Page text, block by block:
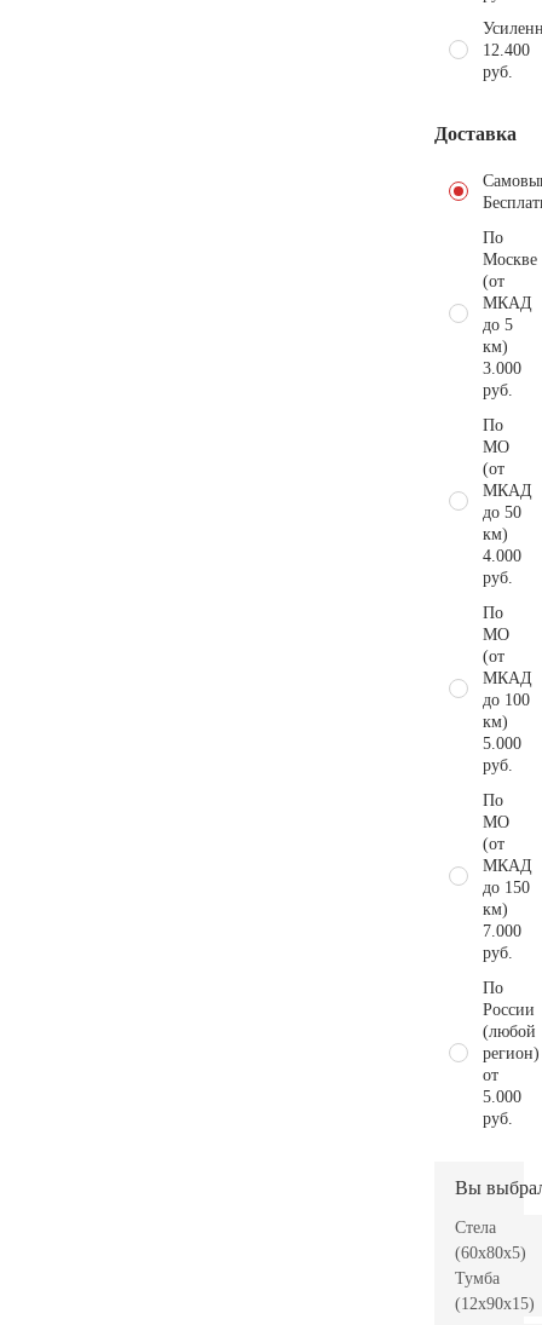
12.400
руб.
Доставка
По
Москве
(от
МКАД
до 5
км)
3.000
руб.
По
МО
(от
МКАД
до 50
км)
4.000
руб.
По
МО
(от
МКАД
до 100
км)
5.000
руб.
По
МО
(от
МКАД
до 150
км)
7.000
руб.
По
России
(любой
регион)
от
5.000
руб.
Вы
Стела
(60x80x5)
Тумба
(12x90x15)